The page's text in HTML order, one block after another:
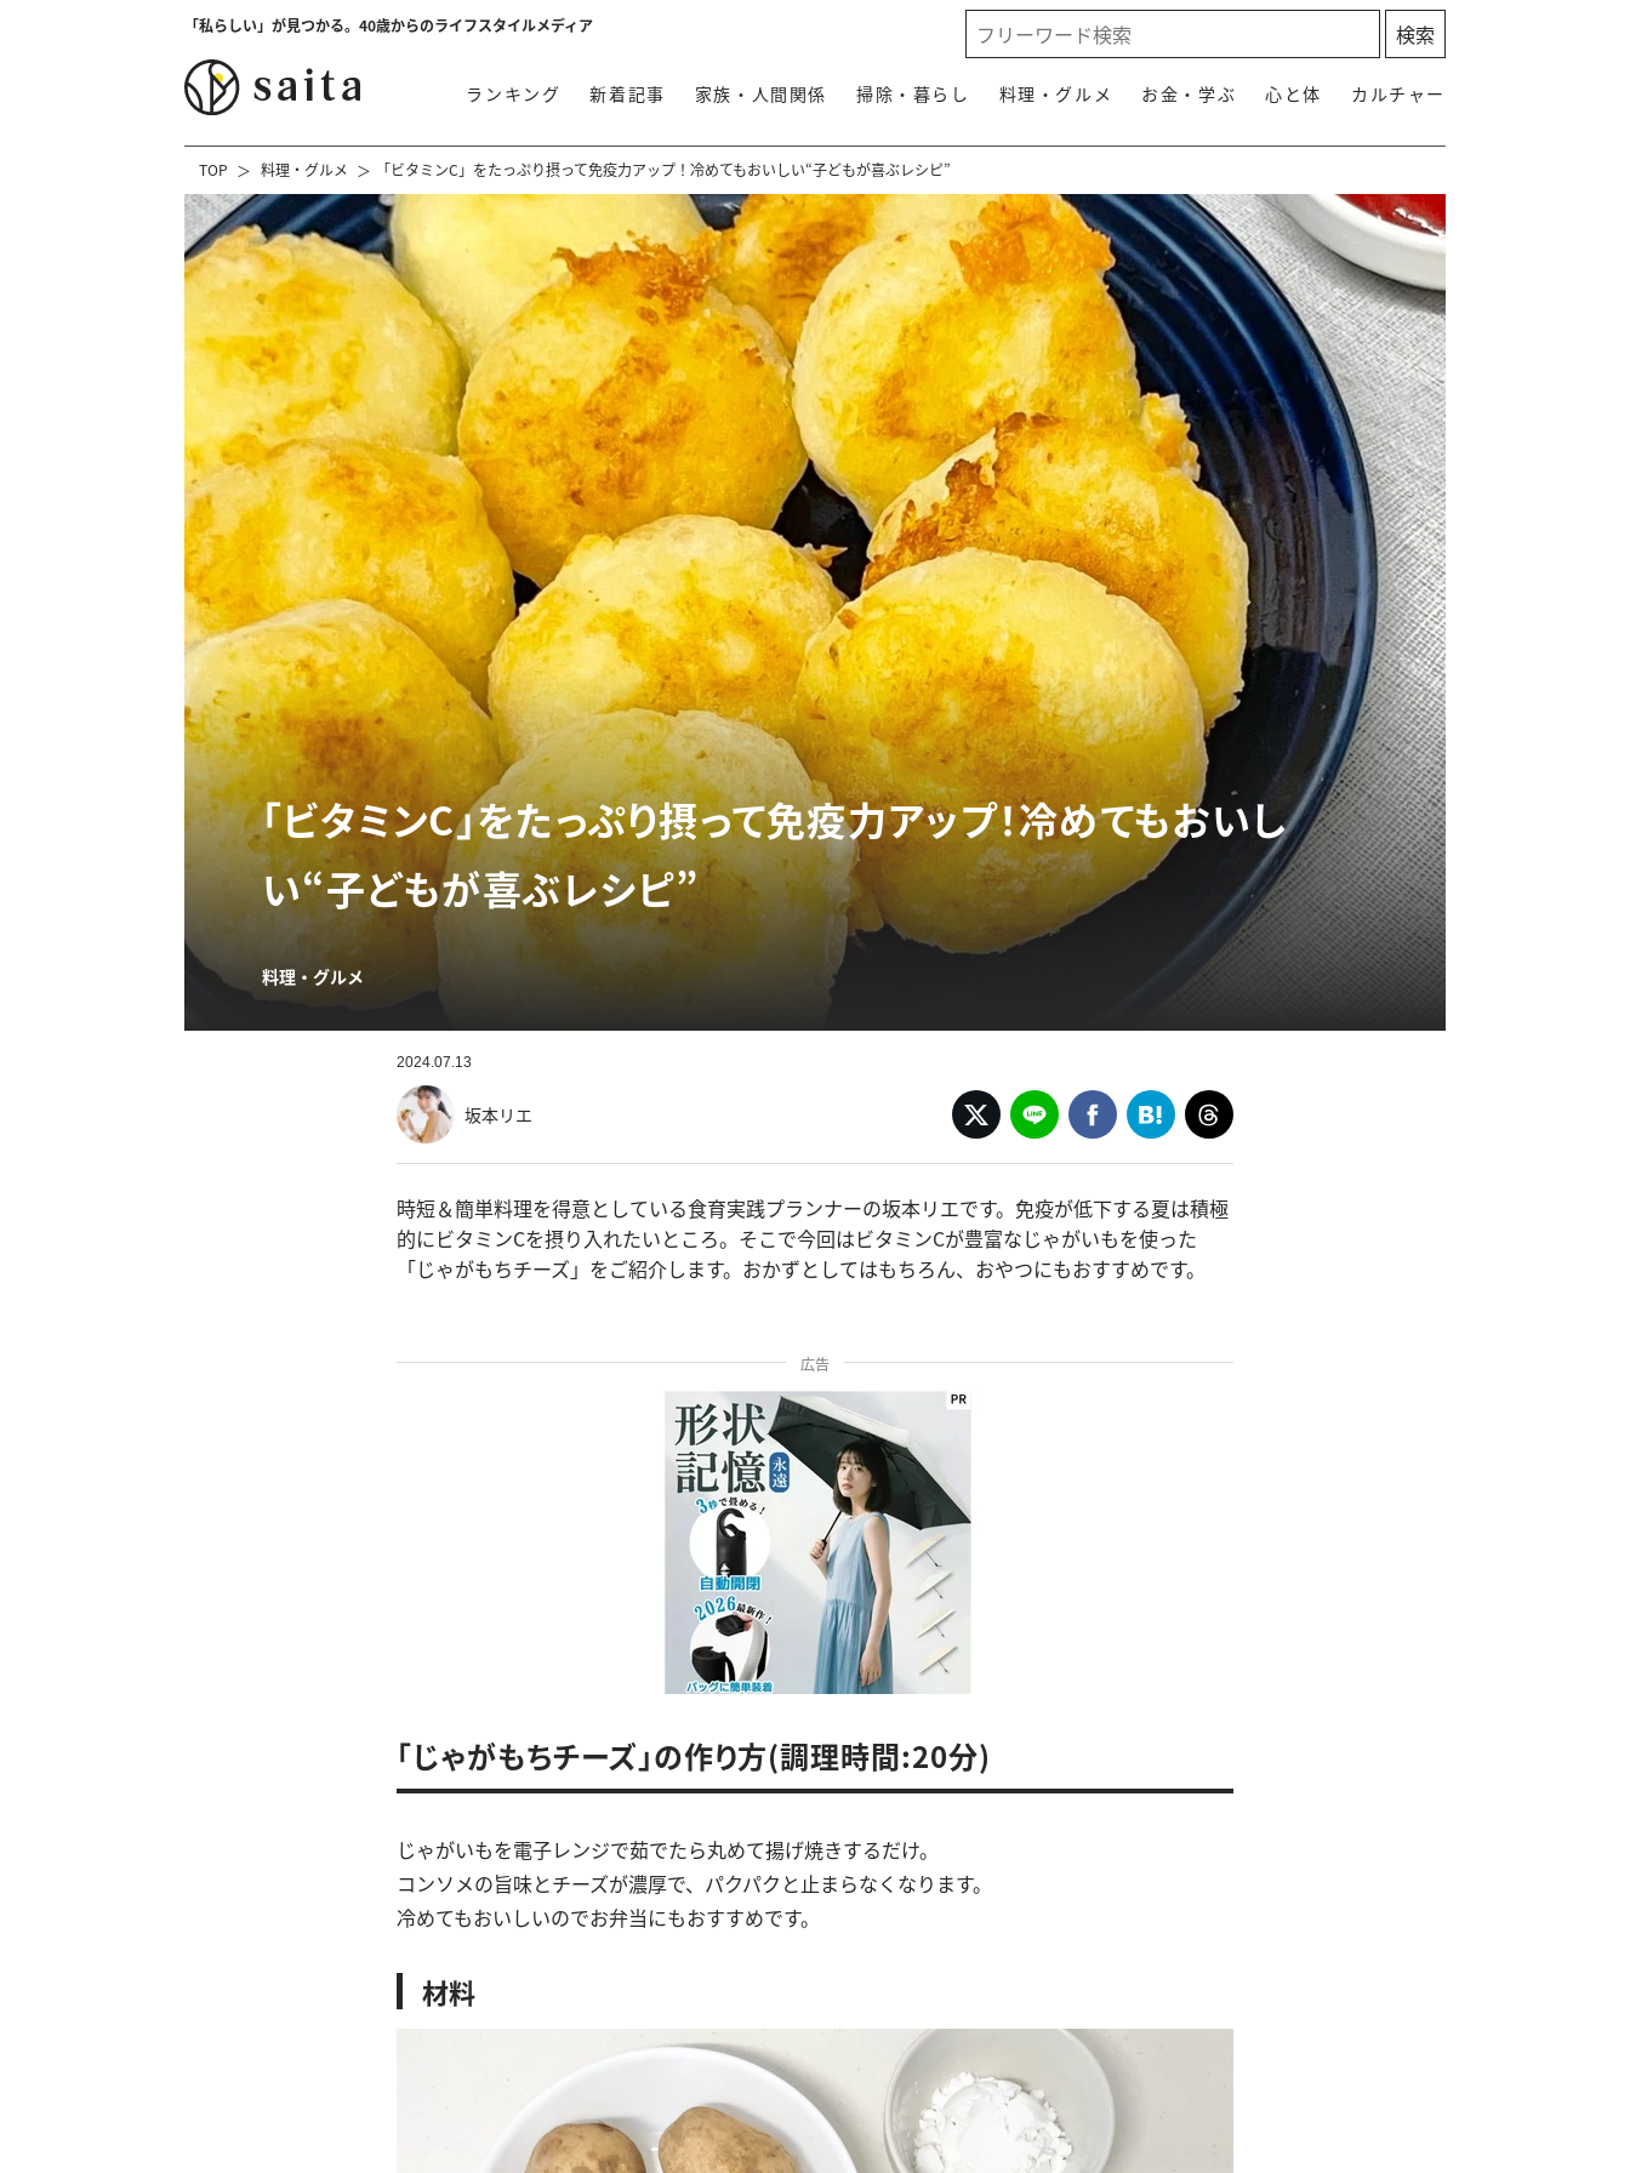
「私らしい」が見つかる。40歳からのライフスタイルメディア
ランキング 新着記事 家族・人間関係 掃除・暮らし 料理・グルメ お金・学ぶ 心と体 カルチャー
TOP 料理・グルメ 「ビタミンC」をたっぷり摂って免疫力アップ！冷めてもおいしい“子どもが喜ぶレシピ”
「ビタミンC」をたっぷり摂って免疫力アップ！冷めてもおいし
い“子どもが喜ぶレシピ”
料理・グルメ
2024.07.13
坂本リエ
時短＆簡単料理を得意としている食育実践プランナーの坂本リエです。免疫が低下する夏は積極
的にビタミンCを摂り入れたいところ。そこで今回はビタミンCが豊富なじゃがいもを使った
「じゃがもちチーズ」をご紹介します。おかずとしてはもちろん、おやつにもおすすめです。
広告
「じゃがもちチーズ」の作り方(調理時間:20分)
じゃがいもを電子レンジで茹でたら丸めて揚げ焼きするだけ。
コンソメの旨味とチーズが濃厚で、パクパクと止まらなくなります。
冷めてもおいしいのでお弁当にもおすすめです。
材料